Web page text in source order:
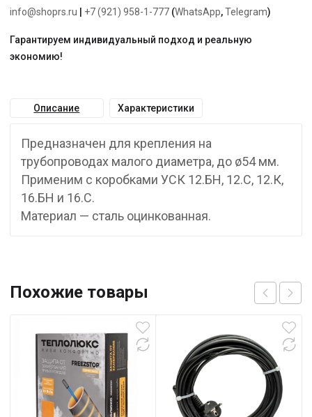
info@shoprs.ru +7 (921) 958-1-777 (WhatsApp,Telegram)
Гарантируем индивидуальный подход и реальную
экономию!
Описание Характеристики
Предназначен для крепления на
трубопроводах малого диаметра, до ø54 мм.
Применим с коробками УСК 12.БН, 12.С, 12.К,
16.БН и 16.С.
Материал — сталь оцинкованная.
Похожие товары